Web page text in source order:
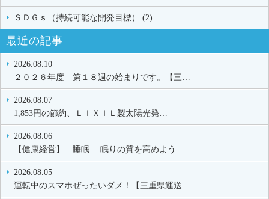
ＳＤＧｓ（持続可能な開発目標） (2)
最近の記事
2026.08.10
２０２６年度 第１８週の始まりです。【三…
2026.08.07
1,853円の節約、ＬＩＸＩＬ製太陽光発…
2026.08.06
【健康経営】 睡眠 眠りの質を高めよう…
2026.08.05
運転中のスマホぜったいダメ！【三重県運送…